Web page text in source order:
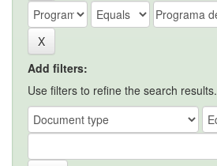
Add filters:
Use filters to refine the search results.